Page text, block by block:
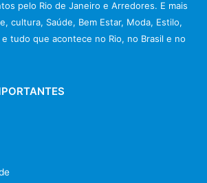
das micoses mais populares e
brancas e escamosas na pele
e rosto. Já as onicomicoses
dos pés quanto das mãos,
sua perda.
ou coceiras, busque um
coloração. Mesmo não se tratando
de manchas no corpo
pelo Rio de Janeiro e Arredores. E mais
cultura, Saúde, Bem Estar, Moda, Estilo,
tudo que acontece no Rio, no Brasil e no